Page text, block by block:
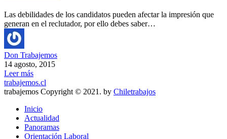
Las debilidades de los candidatos pueden afectar la impresión que
generan en el reclutador, por ello debes saber…
Don Trabajemos
14 agosto, 2015
Leer más
trabajemos.cl
trabajemos Copyright © 2021. by Chiletrabajos
Inicio
Actualidad
Panoramas
Orientación Laboral